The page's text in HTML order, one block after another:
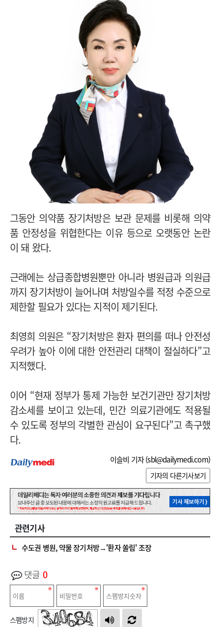
그동안 의약품 장기처방은 보관 문제를 비롯해 의약
품 안정성을 위협한다는 이유 등으로 오랫동안 논란
이 돼 왔다.
근래에는 상급종합병원뿐만 아니라 병원급과 의원급
까지 장기처방이 늘어나며 처방일수를 적정 수준으로
제한할 필요가 있다는 지적이 제기된다.
최영희 의원은 “장기처방은 환자 편의를 떠나 안전성
우려가 높아 이에 대한 안전관리 대책이 절실하다”고
지적했다.
이어 “현재 정부가 통제 가능한 보건기관만 장기처방
감소세를 보이고 있는데, 민간 의료기관에도 적용될
수 있도록 정부의 각별한 관심이 요구된다”고 촉구했
다.
이슬비 기자 (sbl@dailymedi.com)
기자의 다른기사보기
관련기사
수도권 병원, 약물 장기처방→'환자 쏠림' 조장
댓글 0
스팸방지